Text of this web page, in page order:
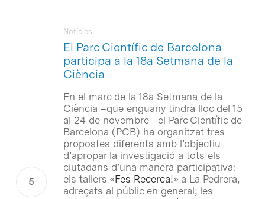
El Parc Científic de Barcelona
participa a la 18a Setmana de la
Ciència
Notícies
En el marc de la 18a Setmana de la
Ciència –que enguany tindrà lloc del 15
al 24 de novembre– el Parc Científic de
Barcelona (PCB) ha organitzat tres
propostes diferents amb l’objectiu
d’apropar la investigació a tots els
ciutadans d’una manera participativa:
els tallers «Fes Recerca!» a La Pedrera,
adreçats al públic en general; les